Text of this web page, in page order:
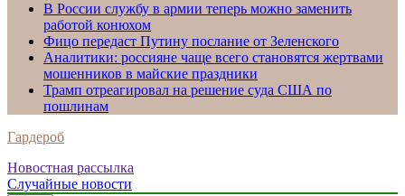
В России службу в армии теперь можно заменить
работой конюхом
Фицо передаст Путину послание от Зеленского
Аналитики: россияне чаще всего становятся жертвами
мошенников в майские праздники
Трамп отреагировал на решение суда США по
пошлинам
Гардероб
Новостная рассылка
Случайные новости